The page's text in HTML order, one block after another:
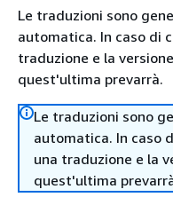
Le traduzioni sono
automatica. In caso di
traduzione e la
quest'ultima prevarrà.
Le traduzioni sono
automatica. In caso
una traduzione e la
quest'ultima